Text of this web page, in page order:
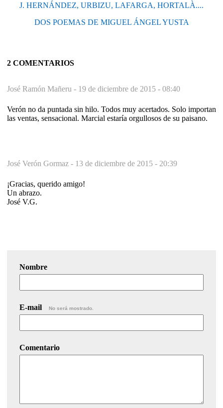
J. HERNÁNDEZ, URBIZU, LAFARGA, HORTALÀ....
DOS POEMAS DE MIGUEL ÁNGEL YUSTA
2 COMENTARIOS
José Ramón Mañeru - 19 de diciembre de 2015 - 08:40
Verón no da puntada sin hilo. Todos muy acertados. Solo importan
las ventas, sensacional. Marcial estaría orgullosos de su paisano.
José Verón Gormaz - 13 de diciembre de 2015 - 20:39
¡Gracias, querido amigo!
Un abrazo.
José V.G.
Nombre
E-mail No será mostrado.
Comentario